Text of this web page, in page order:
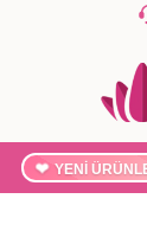
YENİ